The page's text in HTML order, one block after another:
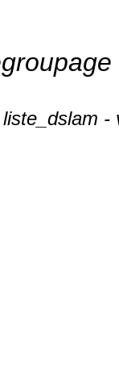
liste_dslam -